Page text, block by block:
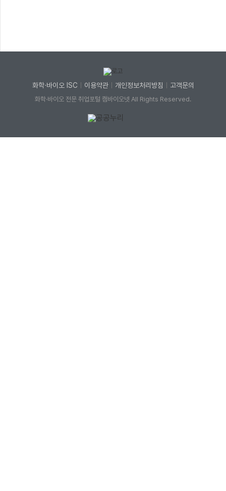
화학·바이오 ISC 이용약관 개인정보처리방침 고객문의
화학·바이오 전문 취업포털 캠바이오넷 All Rights Reserved.